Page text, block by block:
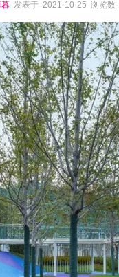
暮 发表于 2021-10-25 浏览数